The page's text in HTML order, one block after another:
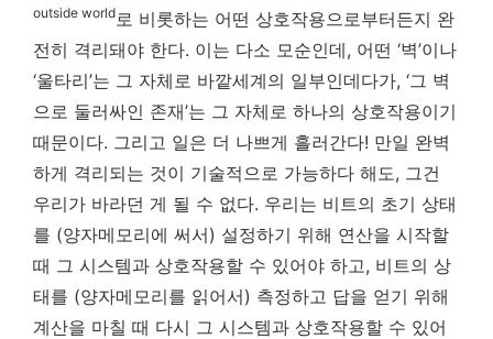
outside world 로 비롯하는 어떤 상호작용으로부터든지 완
전히 격리돼야 한다. 이는 다소 모순인데, 어떤 ‘벽’이나
‘울타리’는 그 자체로 바깥세계의 일부인데다가, ‘그 벽
으로 둘러싸인 존재’는 그 자체로 하나의 상호작용이기
때문이다. 그리고 일은 더 나쁘게 흘러간다! 만일 완벽
하게 격리되는 것이 기술적으로 가능하다 해도, 그건
우리가 바라던 게 될 수 없다. 우리는 비트의 초기 상태
를 (양자메모리에 써서) 설정하기 위해 연산을 시작할
때 그 시스템과 상호작용할 수 있어야 하고, 비트의 상
태를 (양자메모리를 읽어서) 측정하고 답을 얻기 위해
계산을 마칠 때 다시 그 시스템과 상호작용할 수 있어